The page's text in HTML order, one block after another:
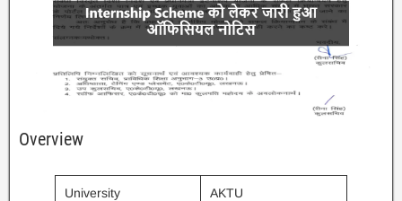
Overview
University AKTU